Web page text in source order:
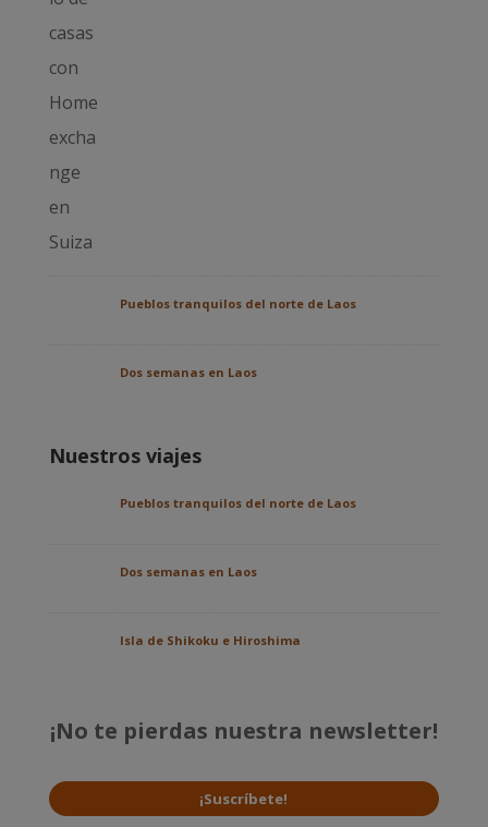
Pueblos tranquilos del norte de Laos
Dos semanas en Laos
Nuestros viajes
Pueblos tranquilos del norte de Laos
Dos semanas en Laos
Isla de Shikoku e Hiroshima
¡No te pierdas nuestra newsletter!
¡Suscríbete!